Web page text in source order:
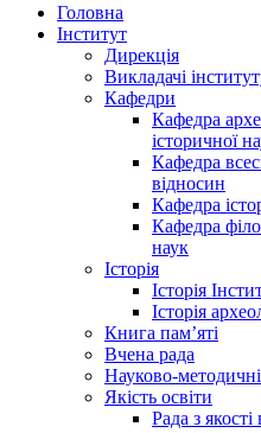
Головна
Інститут
Дирекція
Викладачі
Кафедри
Кафедра
історичної
Кафедра
відносин
Кафедра
Кафедра
наук
Історія
Історія
Історія
Книга памʼяті
Вчена рада
Науково-
Якість освіти
Рада з